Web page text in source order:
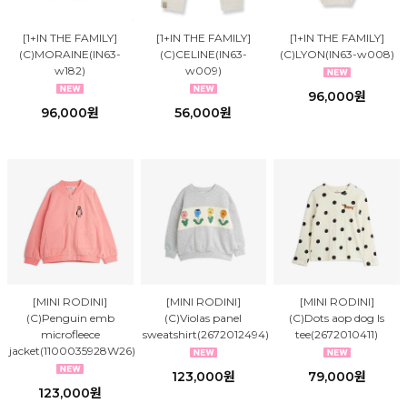
[1+IN THE FAMILY]
(C)MORAINE(IN63-
w182)
96,000원
[1+IN THE FAMILY]
(C)CELINE(IN63-
w009)
56,000원
[1+IN THE FAMILY]
(C)LYON(IN63-w008)
96,000원
[MINI RODINI]
(C)Penguin emb
microfleece
jacket(1100035928W26)
123,000원
[MINI RODINI]
(C)Violas panel
sweatshirt(2672012494)
123,000원
[MINI RODINI]
(C)Dots aop dog ls
tee(2672010411)
79,000원